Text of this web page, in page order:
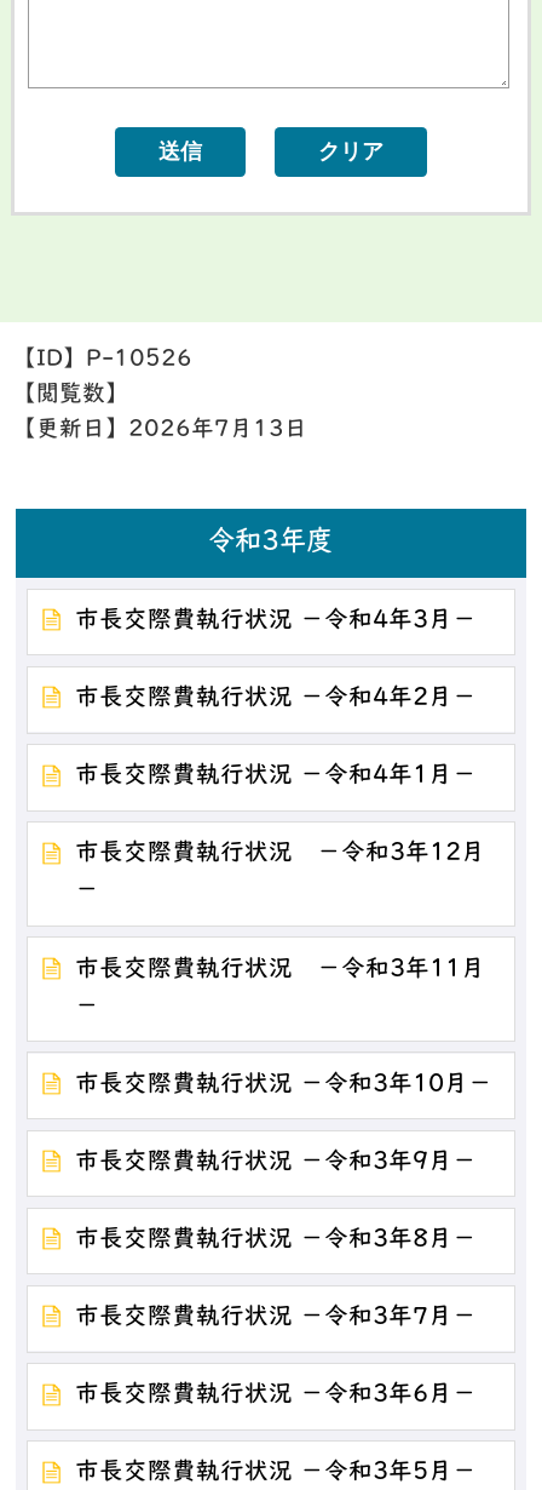
【ID】 P-10526
【閲覧数】
【更新日】 2026年7月13日
令和3年度
市長交際費執行状況 －令和4年3月－
市長交際費執行状況 －令和4年2月－
市長交際費執行状況 －令和4年1月－
市長交際費執行状況 －令和3年12月
－
市長交際費執行状況 －令和3年11月
－
市長交際費執行状況 －令和3年10月－
市長交際費執行状況 －令和3年9月－
市長交際費執行状況 －令和3年8月－
市長交際費執行状況 －令和3年7月－
市長交際費執行状況 －令和3年6月－
市長交際費執行状況 －令和3年5月－